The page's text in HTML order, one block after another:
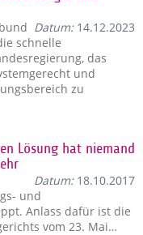
Datum:14.12.2023
schnelle
das
und
zu
Lösung hat niemand
Datum:18.10.2017
und
Anlass dafür ist die
vom 23. Mai…